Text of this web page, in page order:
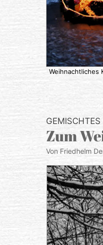
Weihnachtliches
GEMISCHTES
Zum
Von Friedhelm